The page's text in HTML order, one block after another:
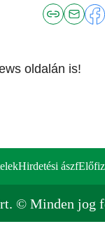
oldalán is!
Hirdetési ászf
© Minden jog